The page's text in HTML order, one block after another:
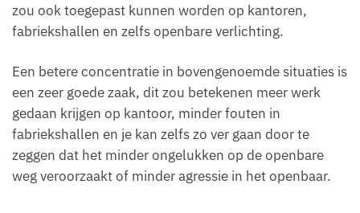
zou ook toegepast kunnen worden op kantoren,
fabriekshallen en zelfs openbare verlichting.
Een betere concentratie in bovengenoemde situaties is
een zeer goede zaak, dit zou betekenen meer werk
gedaan krijgen op kantoor, minder fouten in
fabriekshallen en je kan zelfs zo ver gaan door te
zeggen dat het minder ongelukken op de openbare
weg veroorzaakt of minder agressie in het openbaar.